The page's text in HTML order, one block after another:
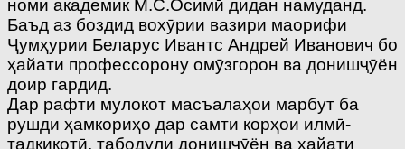
номи академик М.С.Осимӣ дидан намуданд.
Баъд аз боздид вохӯрии вазири маорифи
Ҷумҳурии Беларус Ивантс Андрей Иванович бо
ҳайати профессорону омӯзгорон ва донишҷӯён
доир гардид.
Дар рафти мулокот масъалаҳои марбут ба
рушди ҳамкориҳо дар самти корҳои илмӣ-
тадқиқотӣ, табодули донишҷӯён ва ҳайати